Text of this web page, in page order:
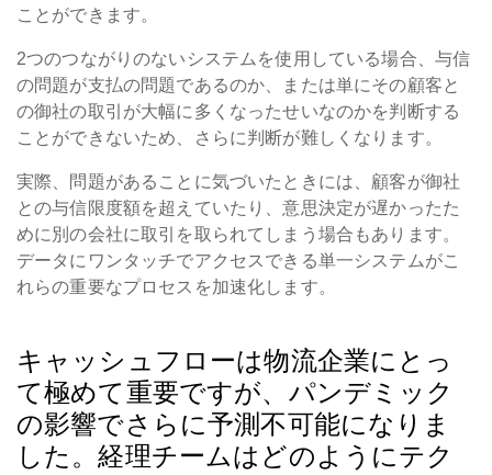
ことができます。
2つのつながりのないシステムを使用している場合、与信
の問題が支払の問題であるのか、または単にその顧客と
の御社の取引が大幅に多くなったせいなのかを判断する
ことができないため、さらに判断が難しくなります。
実際、問題があることに気づいたときには、顧客が御社
との与信限度額を超えていたり、意思決定が遅かったた
めに別の会社に取引を取られてしまう場合もあります。
データにワンタッチでアクセスできる単一システムがこ
れらの重要なプロセスを加速化します。
キャッシュフローは物流企業にとっ
て極めて重要ですが、パンデミック
の影響でさらに予測不可能になりま
した。経理チームはどのようにテク